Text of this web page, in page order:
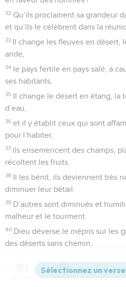
32 Qu’ils proclament sa grandeur
et qu’ils le célèbrent dans la
33 Il change les fleuves en désert,
aride,
34 le pays fertile en pays salé, à
ses habitants.
35 Il change le désert en étang, la
d’eau,
36 et il y établit ceux qui sont
pour l’habiter,
37 ils ensemencent des champs,
récoltent les fruits.
38 Il les bénit, ils deviennent très
diminuer leur bétail.
39 D’autres sont diminués et
malheur et le tourment.
40 Dieu déverse le mépris sur les
des déserts sans chemin,
aussi nombreuses que des
Versions Commentaires